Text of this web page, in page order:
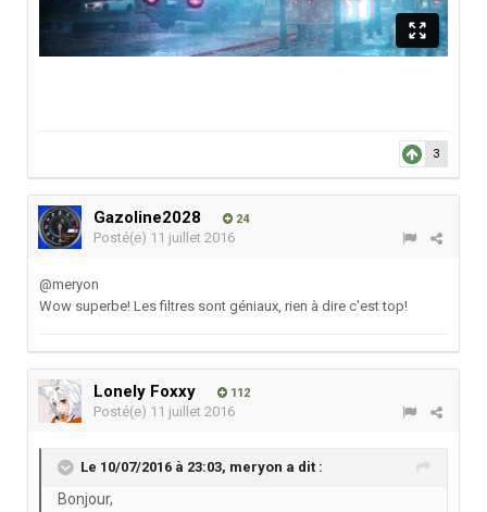
3
Gazoline2028 24
Posté(e) 11 juillet 2016
@meryon
Wow superbe! Les filtres sont géniaux, rien à dire c'est top!
Lonely Foxxy 112
Posté(e) 11 juillet 2016
Le 10/07/2016 à 23:03, meryon a dit :
Bonjour,